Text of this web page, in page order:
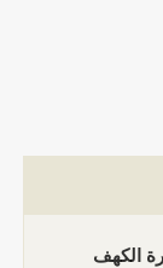
الكهف